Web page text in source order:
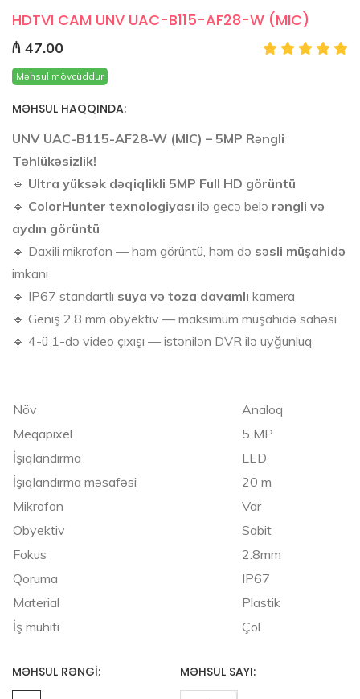
HDTVI CAM UNV UAC-B115-AF28-W (MIC)
₼ 47.00
Məhsul mövcüddur
MƏHSUL HAQQINDA:
UNV UAC-B115-AF28-W (MIC) – 5MP Rəngli
Təhlükəsizlik!
🔹 Ultra yüksək dəqiqlikli 5MP Full HD görüntü
🔹 ColorHunter texnologiyası ilə gecə belə rəngli və
aydın görüntü
🔹 Daxili mikrofon — həm görüntü, həm də səsli müşahidə
imkanı
🔹 IP67 standartlı suya və toza davamlı kamera
🔹 Geniş 2.8 mm obyektiv — maksimum müşahidə sahəsi
🔹 4-ü 1-də video çıxışı — istənilən DVR ilə uyğunluq
Növ
Analoq
Meqapixel
5 MP
İşıqlandırma
LED
İşıqlandırma məsafəsi
20 m
Mikrofon
Var
Obyektiv
Sabit
Fokus
2.8mm
Qoruma
IP67
Material
Plastik
İş mühiti
Çöl
MƏHSUL RƏNGI: MƏHSUL SAYI: